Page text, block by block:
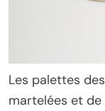
Les palettes
martelées et